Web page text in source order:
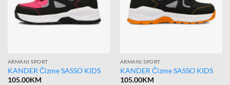
ARMANI SPORT
KANDER Čizme SASSO KIDS
105.00KM
ARMANI SPORT
KANDER Čizme SASSO KIDS
105.00KM